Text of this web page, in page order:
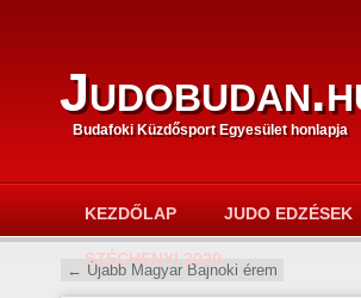
Budafoki Küzdősport Egyesület honlapja
KEZDŐLAP JUDO EDZÉSEK
SZÉCHENYI 2020
← Újabb Magyar Bajnoki érem